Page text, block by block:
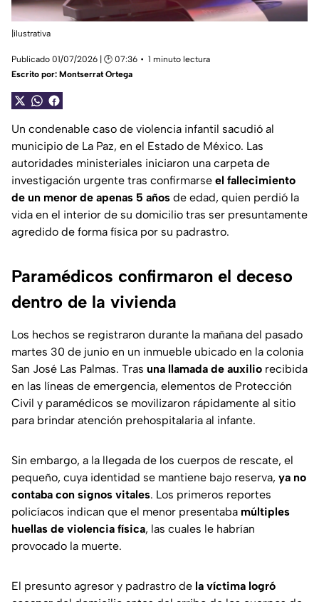
|ilustrativa
Publicado 01/07/2026 | 🕑 07:36
1 minuto lectura
Escrito por: Montserrat Ortega
Un condenable caso de violencia infantil sacudió al
municipio de La Paz, en el Estado de México. Las
autoridades ministeriales iniciaron una carpeta de
investigación urgente tras confirmarse el fallecimiento
de un menor de apenas 5 años de edad, quien perdió la
vida en el interior de su domicilio tras ser presuntamente
agredido de forma física por su padrastro.
Paramédicos confirmaron el deceso
dentro de la vivienda
Los hechos se registraron durante la mañana del pasado
martes 30 de junio en un inmueble ubicado en la colonia
San José Las Palmas. Tras una llamada de auxilio recibida
en las líneas de emergencia, elementos de Protección
Civil y paramédicos se movilizaron rápidamente al sitio
para brindar atención prehospitalaria al infante.
Sin embargo, a la llegada de los cuerpos de rescate, el
pequeño, cuya identidad se mantiene bajo reserva, ya no
contaba con signos vitales. Los primeros reportes
policíacos indican que el menor presentaba múltiples
huellas de violencia física, las cuales le habrían
provocado la muerte.
El presunto agresor y padrastro de la víctima logró